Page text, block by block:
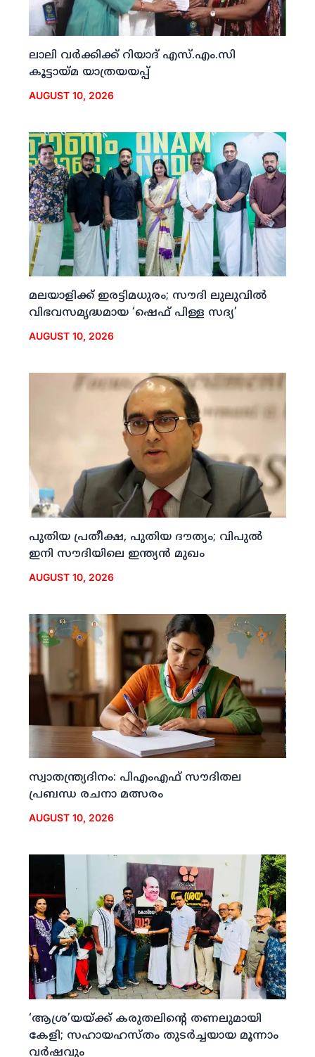
ലാലി വര്‍ക്കിക്ക് റിയാദ് എസ്.എം.സി
കൂട്ടായ്മ യാത്രയയപ്പ്
AUGUST 10, 2026
മലയാളിക്ക് ഇരട്ടിമധുരം; സൗദി ലുലുവില്‍
വിഭവസമൃദ്ധമായ ‘ഷെഫ് പിള്ള സദ്യ’
AUGUST 10, 2026
പുതിയ പ്രതീക്ഷ, പുതിയ ദൗത്യം; വിപുല്‍
ഇനി സൗദിയിലെ ഇന്ത്യന്‍ മുഖം
AUGUST 10, 2026
സ്വാതന്ത്ര്യദിനം: പിഎംഎഫ് സൗദിതല
പ്രബന്ധ രചനാ മത്സരം
AUGUST 10, 2026
‘ആശ്ര’യയ്ക്ക് കരുതലിന്റെ തണലുമായി
കേളി; സഹായഹസ്തം തുടര്‍ച്ചയായ മൂന്നാം
വര്‍ഷവും